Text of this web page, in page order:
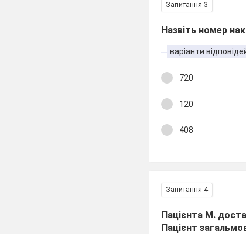
Запитання 3
Назвіть номер
варіанти
720
120
408
Запитання 4
Пацієнта М.
Пацієнт